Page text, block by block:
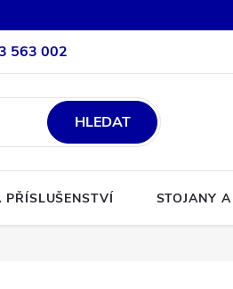
563 002
HLEDAT
PŘÍSLUŠENSTVÍ STOJANY